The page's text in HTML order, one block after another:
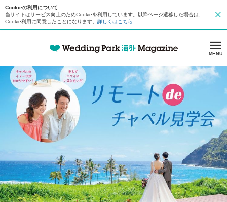
Cookieの利用について
当サイトはサービス向上のためCookieを利用しています。以降ページ遷移した場合は、
Cookie利用に同意したことになります。 詳しくはこちら
MENU